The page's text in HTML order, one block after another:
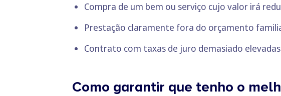
Compra de um bem ou serviço cujo valor irá
Prestação claramente fora do orçamento
Contrato com taxas de juro demasiado
Como garantir que tenho o